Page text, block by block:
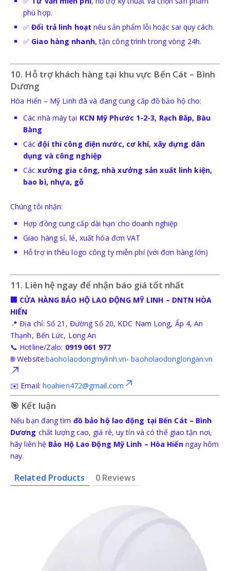
phù hợp.
✅Đổi trả linh hoạt nếu sản phẩm lỗi hoặc sai quy cách.
✅ Giao hàng nhanh, tận công trình trong vòng 24h.
10. Hỗ trợ khách hàng tại khu vực Bến Cát – Bình
Dương
Hòa Hiển – Mỹ Linh đã và đang cung cấp đồ bảo hộ cho:
Các nhà máy tại KCN Mỹ Phước 1-2-3, Rạch Bắp, Bàu
Bàng
Cácđội thi công điện nước, cơ khí, xây dựng dân
dụng và công nghiệp
Cácxưởng gia công, nhà xưởng sản xuất linh kiện,
bao bì, nhựa, gỗ
Chúng tôi nhận:
Hợp đồng cung cấp dài hạn cho doanh nghiệp
Giao hàng sỉ, lẻ, xuất hóa đơn VAT
Hỗ trợ in thêu logo công ty miễn phí (với đơn hàng lớn)
11. Liên hệ ngay để nhận báo giá tốt nhất
🏢 CỬA HÀNG BẢO HỘ LAO ĐỘNG MỸ LINH – DNTN HÒA
HIỂN
📍 Địa chỉ: Số 21, Đường Số 20, KDC Nam Long, Ấp 4, An
Thạnh, Bến Lức, Long An
📞 Hotline/Zalo: 0919 061 977
🌐 Website:baoholaodongmylinh.vn-baoholaodonglongan.vn
✉️ Email: hoahien472@gmail.com
🎯 Kết luận
Nếu bạn đang tìm đồ bảo hộ lao động tại Bến Cát – Bình
Dương chất lượng cao, giá rẻ, uy tín và có thể giao tận nơi,
hãy liên hệ Bảo Hộ Lao Động Mỹ Linh – Hòa Hiểnngay hôm
nay.
Related Products 0 Reviews